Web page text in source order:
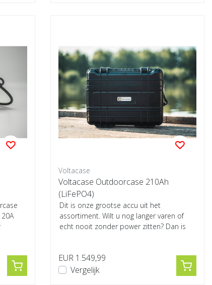
Voltacase
Voltacase Outdoorcase 210Ah
(LiFePO4)
Dit is onze grootse accu uit het
assortiment. Wilt u nog langer varen of
echt nooit zonder power zitten? Dan is
EUR 1.549,99
Vergelijk